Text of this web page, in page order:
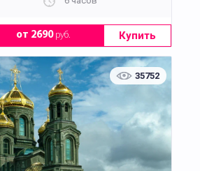
от 2690руб. Купить
35752